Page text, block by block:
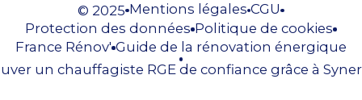
© 2025 Mentions légales CGU
Protection des données Politique de cookies
France Rénov' Guide de la rénovation énergique
un chauffagiste RGE de confiance grâce à